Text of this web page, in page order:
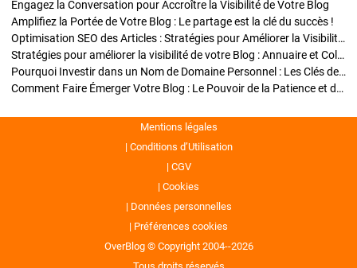
Engagez la Conversation pour Accroître la Visibilité de Votre Blog
Amplifiez la Portée de Votre Blog : Le partage est la clé du succès !
Optimisation SEO des Articles : Stratégies pour Améliorer la Visibilité de Votre Blog
Stratégies pour améliorer la visibilité de votre Blog : Annuaire et Collaborations
Pourquoi Investir dans un Nom de Domaine Personnel : Les Clés de la Réussite de Votre Blog
Comment Faire Émerger Votre Blog : Le Pouvoir de la Patience et de la Persévérance
Mentions légales
Conditions d’Utilisation
CGV
Cookies
Données personnelles
Préférences cookies
OverBlog © Copyright 2004--2026